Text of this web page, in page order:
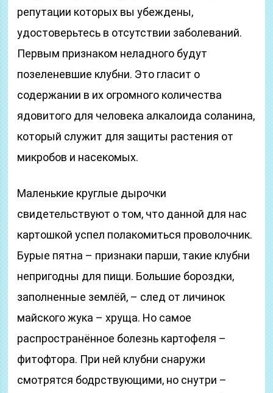
репутации которых вы убеждены,
удостоверьтесь в отсутствии заболеваний.
Первым признаком неладного будут
позеленевшие клубни. Это гласит о
содержании в их огромного количества
ядовитого для человека алкалоида соланина,
который служит для защиты растения от
микробов и насекомых.
Маленькие круглые дырочки
свидетельствуют о том, что данной для нас
картошкой успел полакомиться проволочник.
Бурые пятна – признаки парши, такие клубни
непригодны для пищи. Большие бороздки,
заполненные землёй, – след от личинок
майского жука – хруща. Но самое
распространённое болезнь картофеля –
фитофтора. При ней клубни снаружи
смотрятся бодрствующими, но снутри –